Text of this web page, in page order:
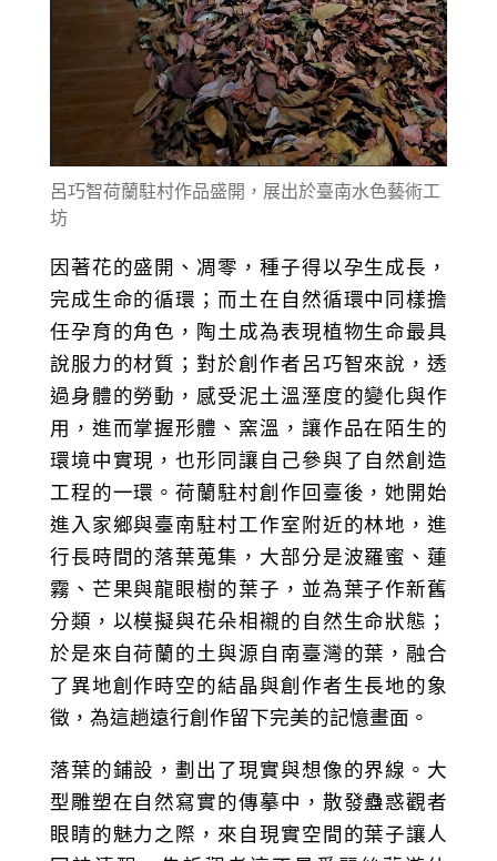
呂巧智荷蘭駐村作品盛開，展出於臺南水色藝術工
坊
因著花的盛開、凋零，種子得以孕生成長，
完成生命的循環；而土在自然循環中同樣擔
任孕育的角色，陶土成為表現植物生命最具
說服力的材質；對於創作者呂巧智來說，透
過身體的勞動，感受泥土溫溼度的變化與作
用，進而掌握形體、窯溫，讓作品在陌生的
環境中實現，也形同讓自己參與了自然創造
工程的一環。荷蘭駐村創作回臺後，她開始
進入家鄉與臺南駐村工作室附近的林地，進
行長時間的落葉蒐集，大部分是波羅蜜、蓮
霧、芒果與龍眼樹的葉子，並為葉子作新舊
分類，以模擬與花朵相襯的自然生命狀態；
於是來自荷蘭的土與源自南臺灣的葉，融合
了異地創作時空的結晶與創作者生長地的象
徵，為這趟遠行創作留下完美的記憶畫面。
落葉的鋪設，劃出了現實與想像的界線。大
型雕塑在自然寫實的傳摹中，散發蠱惑觀者
眼睛的魅力之際，來自現實空間的葉子讓人